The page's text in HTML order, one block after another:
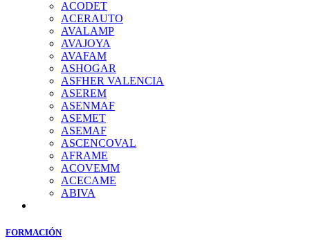
ACODET
ACERAUTO
AVALAMP
AVAJOYA
AVAFAM
ASHOGAR
ASFHER VALENCIA
ASEREM
ASENMAF
ASEMET
ASEMAF
ASCENCOVAL
AFRAME
ACOVEMM
ACECAME
ABIVA
FORMACIÓN